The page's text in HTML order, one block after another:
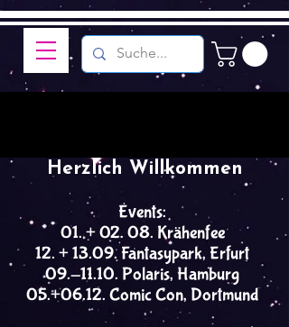
Events:
01. + 02. 08. Krähenfee
12. + 13.09. Fantasypark, Erfurt
09.-11.10. Polaris, Hamburg
05.+06.12. Comic Con, Dortmund
Herzlich Willkommen